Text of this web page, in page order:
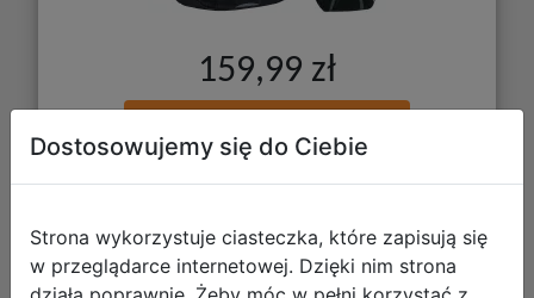
159,99 zł
Dostosowujemy się do Ciebie
Strona wykorzystuje ciasteczka, które zapisują się
w przeglądarce internetowej. Dzięki nim strona